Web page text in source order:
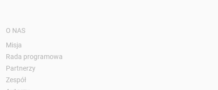
O NAS
Misja
Rada programowa
Partnerzy
Zespół